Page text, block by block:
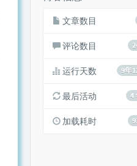
文章数目
评论数目
9年
运行天数
4
最后活动
加载耗时